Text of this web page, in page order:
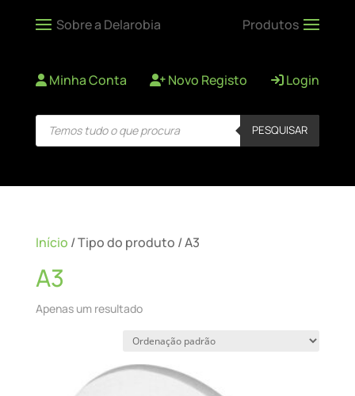
Minha Conta Novo Registo Login
Products
search PESQUISAR
Início / Tipo do produto / A3
A3
Apenas um resultado